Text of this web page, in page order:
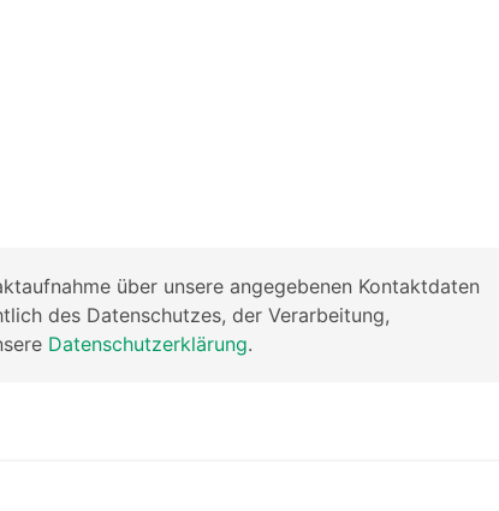
über unsere angegebenen Kontaktdaten
des Datenschutzes, der Verarbeitung,
Datenschutzerklärung.